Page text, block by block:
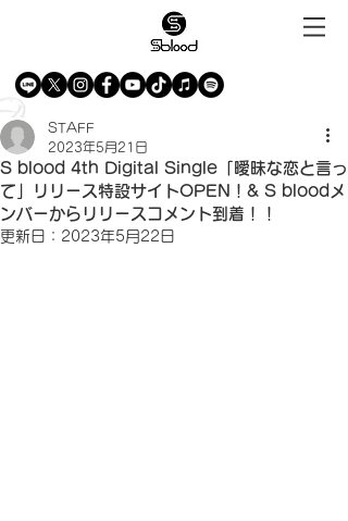
S blood 4th Digital Single「曖昧な恋と言っ
て」リリース特設サイトOPEN！& S bloodメ
ンバーからリリースコメント到着！！
STAFF
2023年5月21日
更新日： 2023年5月22日